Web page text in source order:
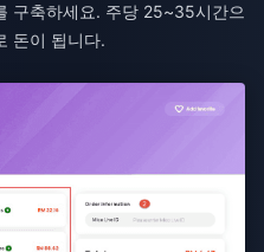
구축하세요. 주당 25~35시간으
돈이 됩니다.